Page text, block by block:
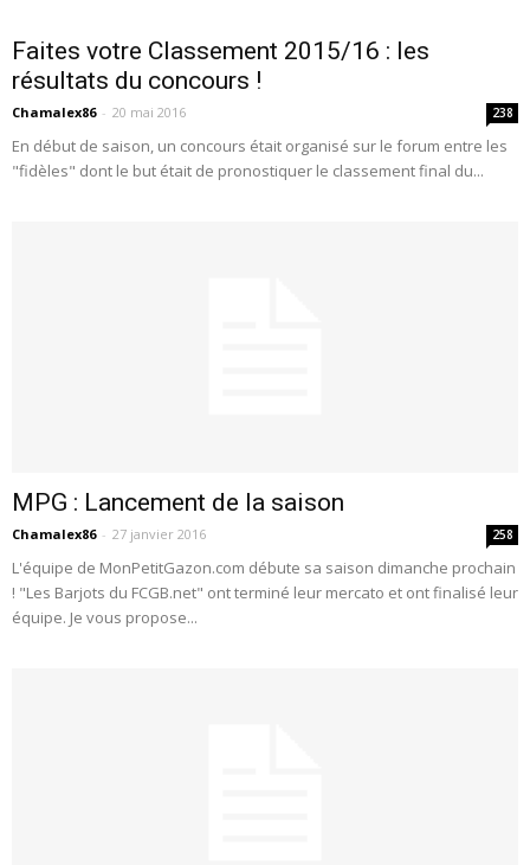
Faites votre Classement 2015/16 : les
résultats du concours !
Chamalex86 - 20 mai 2016 238
En début de saison, un concours était organisé sur le forum entre les
"fidèles" dont le but était de pronostiquer le classement final du...
MPG : Lancement de la saison
Chamalex86 - 27 janvier 2016 258
L'équipe de MonPetitGazon.com débute sa saison dimanche prochain
! "Les Barjots du FCGB.net" ont terminé leur mercato et ont finalisé leur
équipe. Je vous propose...